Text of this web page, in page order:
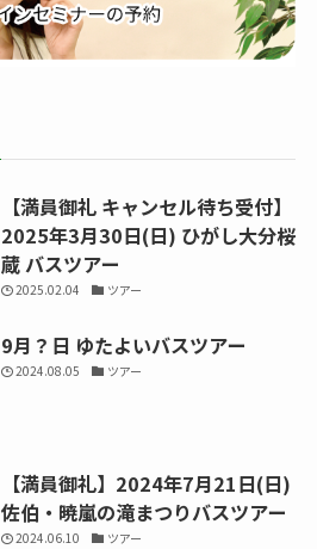
る
【満員御礼 キャンセル待ち受付】
2025年3月30日(日) ひがし大分桜
蔵 バスツアー
2025.02.04 ツアー
9月？日 ゆたよいバスツアー
2024.08.05 ツアー
【満員御礼】2024年7月21日(日)
佐伯・暁嵐の滝まつりバスツアー
2024.06.10 ツアー